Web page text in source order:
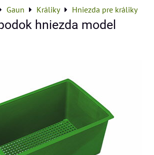
Gaun Králiky Hniezda pre králiky
hniezda model